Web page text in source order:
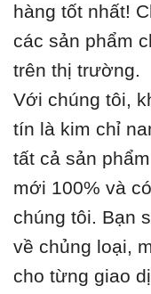
hàng tốt nhất!
các sản phẩm
trên thị trường.
Với chúng tôi,
tín là kim chỉ
tất cả sản
mới 100% và
chúng tôi. Bạn
về chủng loại,
cho từng giao